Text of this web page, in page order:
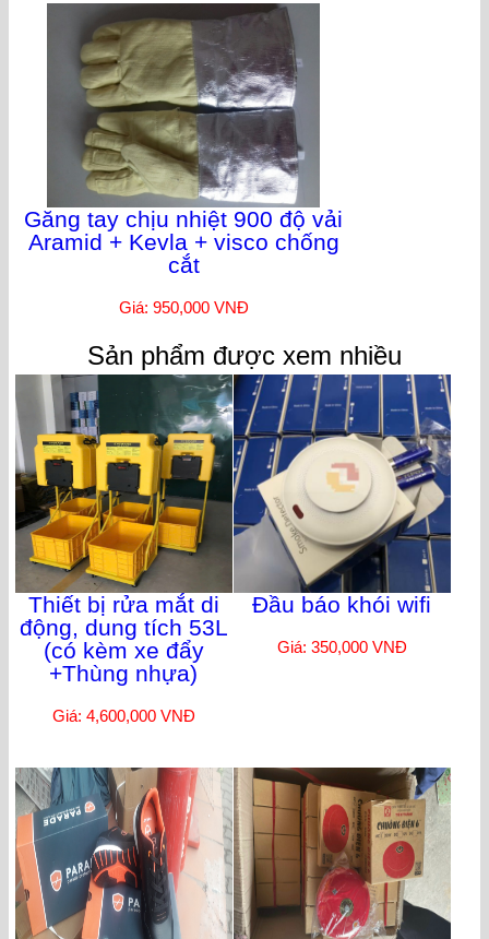
Găng tay chịu nhiệt 900 độ vải
Aramid + Kevla + visco chống
cắt
Giá: 950,000 VNĐ
Sản phẩm được xem nhiều
Thiết bị rửa mắt di
động, dung tích 53L
(có kèm xe đẩy
+Thùng nhựa)
Giá: 4,600,000 VNĐ
Đầu báo khói wifi
Giá: 350,000 VNĐ